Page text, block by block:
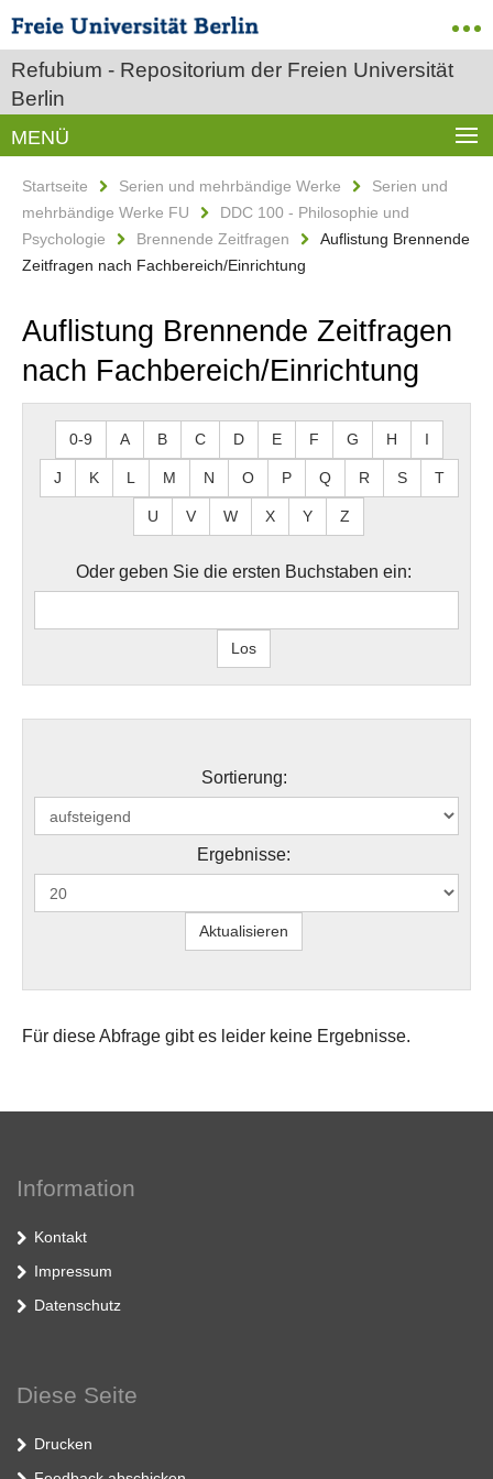
Refubium - Repositorium der Freien Universität
Berlin
MENÜ
Startseite Serien und mehrbändige Werke
Serien und
mehrbändige Werke FU
DDC 100 - Philosophie und
Psychologie
Brennende Zeitfragen
Auflistung Brennende
Zeitfragen nach Fachbereich/Einrichtung
Auflistung Brennende Zeitfragen
nach Fachbereich/Einrichtung
0-9 A B C D E F G H I
J K L M N O P Q R S T
U V W X Y Z
Oder geben Sie die ersten Buchstaben ein:
Sortierung:
Ergebnisse:
Für diese Abfrage gibt es leider keine Ergebnisse.
Information
Kontakt
Impressum
Datenschutz
Diese Seite
Drucken